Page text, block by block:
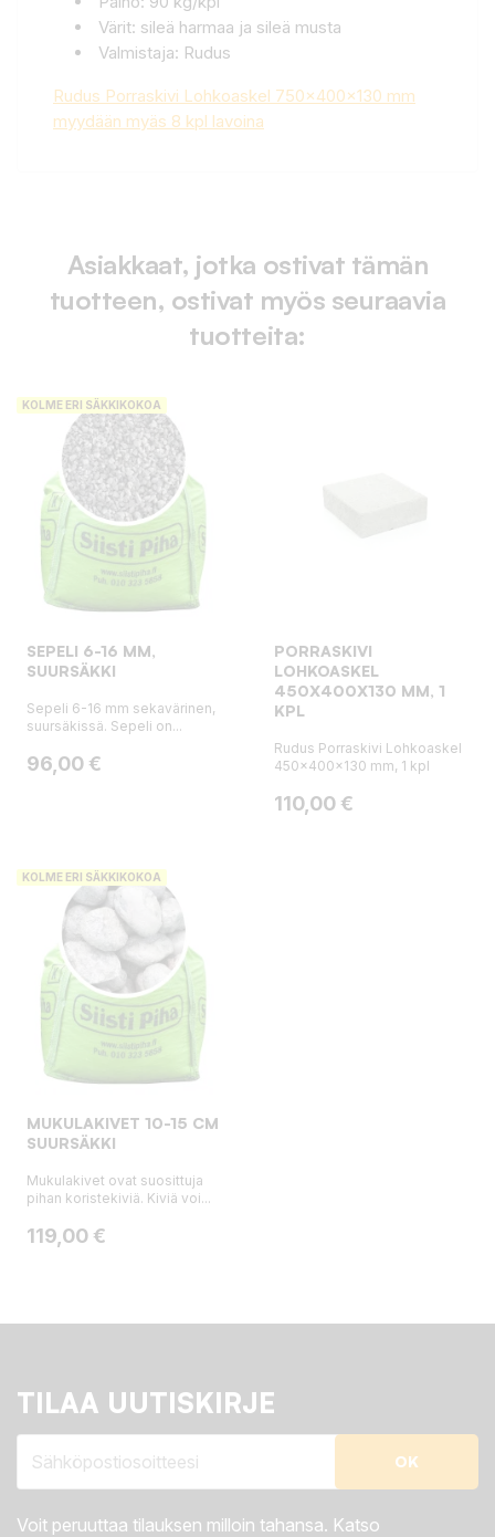
Värit: sileä harmaa ja sileä musta
Valmistaja: Rudus
Rudus Porraskivi Lohkoaskel 750x400x130 mm
myydään myäs 8 kpl lavoina
Asiakkaat, jotka ostivat tämän
tuotteen, ostivat myös seuraavia
tuotteita:
KOLME ERI SÄKKIKOKOA
SEPELI 6-16 MM,
SUURSÄKKI
Sepeli 6-16 mm sekavärinen,
suursäkissä. Sepeli on...
Hinta
96,00 €
PORRASKIVI
LOHKOASKEL
450X400X130 MM, 1
KPL
Rudus Porraskivi Lohkoaskel
450x400x130 mm, 1 kpl
Hinta
110,00 €
KOLME ERI SÄKKIKOKOA
MUKULAKIVET 10-15 CM
SUURSÄKKI
Mukulakivet ovat suosittuja
pihan koristekiviä. Kiviä voi...
Hinta
119,00 €
TILAA UUTISKIRJE
Voit peruuttaa tilauksen milloin tahansa. Katso